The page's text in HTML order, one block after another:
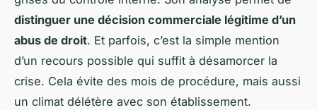
distinguer une décision commerciale légitime d’un
abus de droit. Et parfois, c’est la simple mention
d’un recours possible qui suffit à désamorcer la
crise. Cela évite des mois de procédure, mais aussi
un climat délétère avec son établissement.